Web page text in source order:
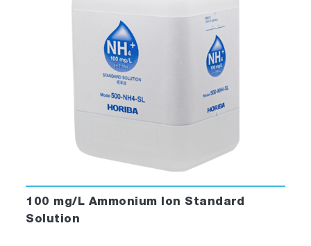
100 mg/L Ammonium Ion Standard
Solution